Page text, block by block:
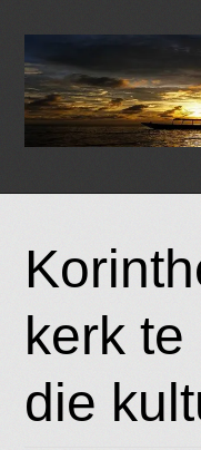
content
kerk te
die